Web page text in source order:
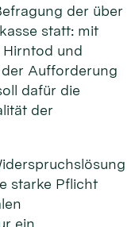
der über
statt: mit
und
Aufforderung
dafür die
der
starke Pflicht
ein